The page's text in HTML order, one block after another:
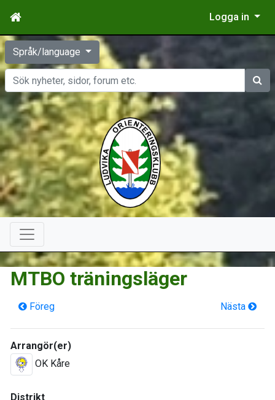
Logga in
Språk/language
Sök
MTBO träningsläger
Föreg Nästa
Arrangör(er)
OK Kåre
Distrikt